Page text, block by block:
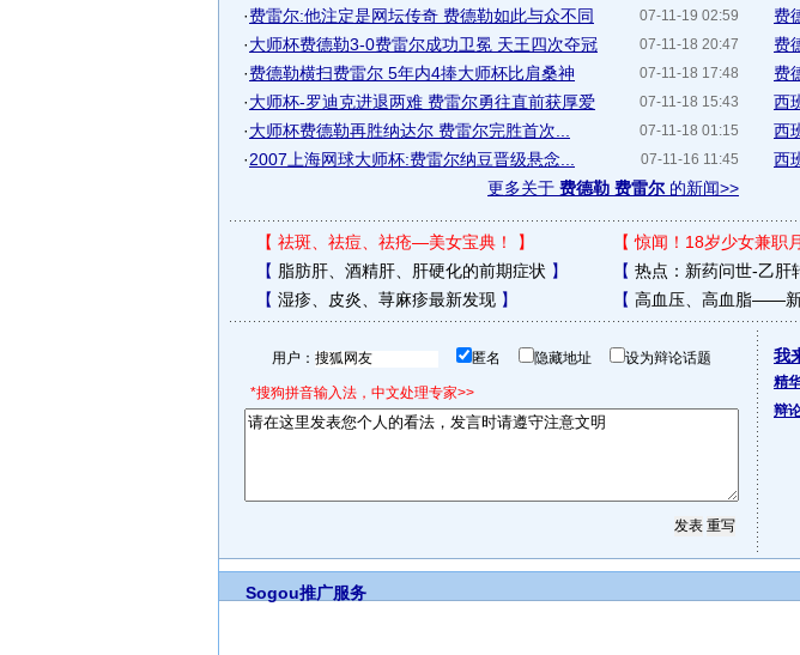
07-11-19 02:59
·费雷尔:他注定是网坛传奇 费德勒如此与众不同
07-11-18 20:47
·大师杯费德勒3-0费雷尔成功卫冕 天王四次夺冠
07-11-18 17:48
·费德勒横扫费雷尔 5年内4捧大师杯比肩桑神
07-11-18 15:43
·大师杯-罗迪克进退两难 费雷尔勇往直前获厚爱
07-11-18 01:15
·大师杯费德勒再胜纳达尔 费雷尔完胜首次...
07-11-16 11:45
·2007上海网球大师杯:费雷尔纳豆晋级悬念...
更多关于 费德勒 费雷尔 的新闻>>
费
费
费
西
西
西
【 祛斑、祛痘、祛疮—美女宝典！ 】 【惊闻！18岁少女兼职
【 脂肪肝、酒精肝、肝硬化的前期症状 】 【 热点：新药问世-乙肝
【 湿疹、皮炎、荨麻疹最新发现】 【 高血压、高血脂——新
用户： 匿名 隐藏地址 设为辩论话题
*搜狗拼音输入法，中文处理专家>>
我
精
辩
Sogou推广服务